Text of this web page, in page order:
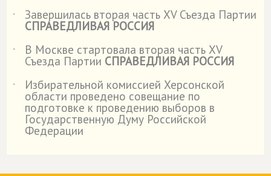
˙
Завершилась вторая часть XV Съезда Партии
СПРАВЕДЛИВАЯ РОССИЯ
˙
В Москве стартовала вторая часть XV
Съезда Партии СПРАВЕДЛИВАЯ РОССИЯ
˙
Избирательной комиссией Херсонской
области проведено совещание по
подготовке к проведению выборов в
Государственную Думу Российской
Федерации